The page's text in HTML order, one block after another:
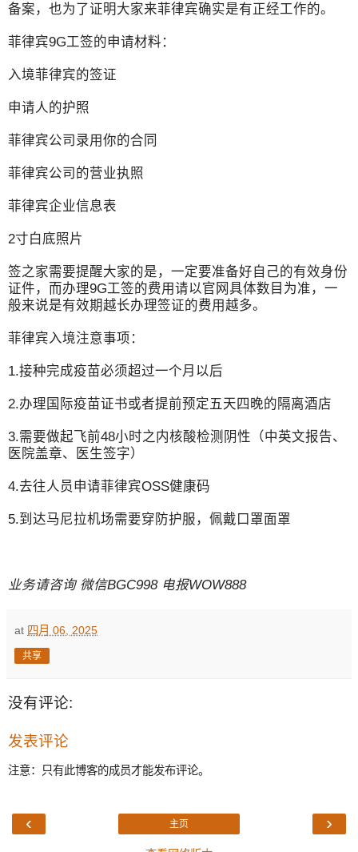
备案，也为了证明大家来菲律宾确实是有正经工作的。
菲律宾9G工签的申请材料：
入境菲律宾的签证
申请人的护照
菲律宾公司录用你的合同
菲律宾公司的营业执照
菲律宾企业信息表
2寸白底照片
签之家需要提醒大家的是，一定要准备好自己的有效身份
证件，而办理9G工签的费用请以官网具体数目为准，一
般来说是有效期越长办理签证的费用越多。
菲律宾入境注意事项：
1.接种完成疫苗必须超过一个月以后
2.办理国际疫苗证书或者提前预定五天四晚的隔离酒店
3.需要做起飞前48小时之内核酸检测阴性（中英文报告、
医院盖章、医生签字）
4.去往人员申请菲律宾OSS健康码
5.到达马尼拉机场需要穿防护服，佩戴口罩面罩
业务请咨询 微信BGC998 电报WOW888
at 四月 06, 2025
共享
没有评论:
发表评论
注意：只有此博客的成员才能发布评论。
‹ ›
主页